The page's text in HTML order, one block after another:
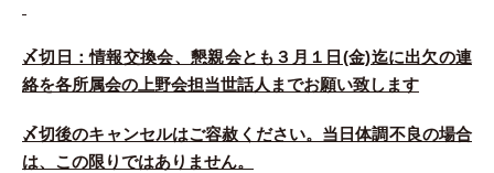
〆切日：情報交換会、懇親会とも３月１日(金)迄に出欠の連
絡を各所属会の上野会担当世話人までお願い致します
〆切後のキャンセルはご容赦ください。当日体調不良の場合
は、この限りではありません。